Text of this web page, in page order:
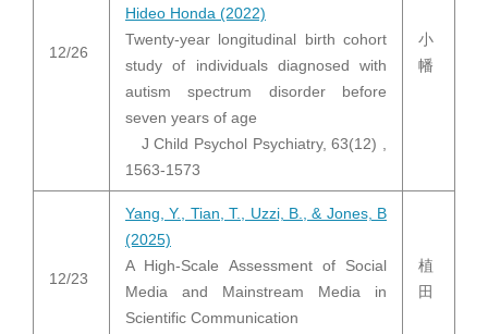
12/26
Hideo Honda (2022)
Twenty-year longitudinal birth cohort
study of individuals diagnosed with
autism spectrum disorder before
seven years of age
J Child Psychol Psychiatry, 63(12) ,
1563-1573
小
幡
12/23
Yang, Y., Tian, T., Uzzi, B., & Jones, B
(2025)
A High-Scale Assessment of Social
Media and Mainstream Media in
Scientific Communication
植
田